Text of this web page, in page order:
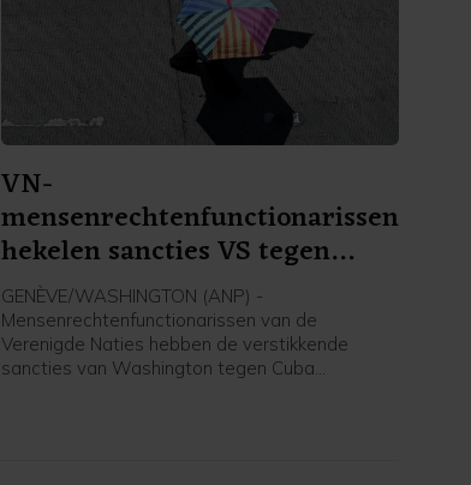
VN-
mensenrechtenfunctionarissen
hekelen sancties VS tegen
Cuba
GENÈVE/WASHINGTON (ANP) -
Mensenrechtenfunctionarissen van de
Verenigde Naties hebben de verstikkende
sancties van Washington tegen Cuba